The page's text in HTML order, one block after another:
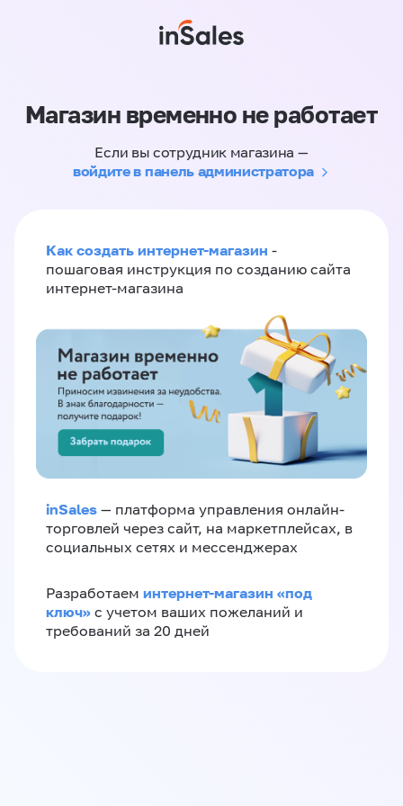
Магазин временно не работает
Если вы сотрудник магазина —
войдите в панель администратора
Как создать интернет-магазин -
пошаговая инструкция по созданию сайта
интернет-магазина
inSales — платформа управления онлайн-
торговлей через сайт, на маркетплейсах, в
социальных сетях и мессенджерах
Разработаем интернет-магазин «‎под
ключ»‎ с учетом ваших пожеланий и
требований за 20 дней